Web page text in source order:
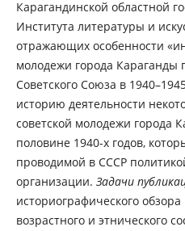
Карагандинской областной
Института литературы и
отражающих особенности
молодежи города
Советского Союза в
историю деятельности
советской молодежи города
половине 1940-х годов,
проводимой в СССР
организации. Задачи
историографического
возрастного и этнического